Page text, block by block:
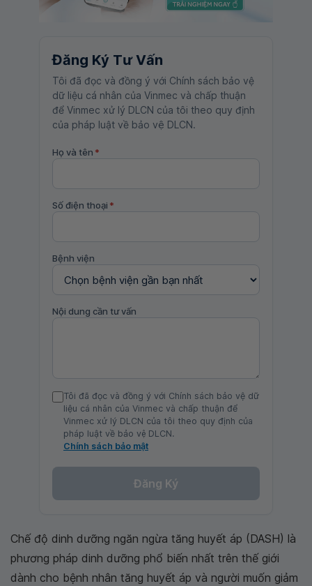
Đăng Ký Tư Vấn
Tôi đã đọc và đồng ý với Chính sách bảo vệ
dữ liệu cá nhân của Vinmec và chấp thuận
để Vinmec xử lý DLCN của tôi theo quy định
của pháp luật về bảo vệ DLCN.
Họ và tên *
Số điện thoại *
Bệnh viện
Nội dung cần tư vấn
Tôi đã đọc và đồng ý với Chính sách bảo vệ dữ
liệu cá nhân của Vinmec và chấp thuận để
Vinmec xử lý DLCN của tôi theo quy định của
pháp luật về bảo vệ DLCN.
Chính sách bảo mật
Đăng Ký
Chế độ dinh dưỡng ngăn ngừa tăng huyết áp (DASH) là
phương pháp dinh dưỡng phổ biến nhất trên thế giới
dành cho bệnh nhân tăng huyết áp và người muốn giảm